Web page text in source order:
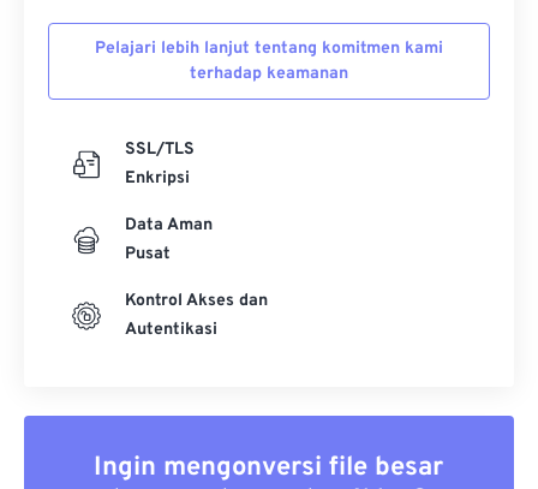
Pelajari lebih lanjut tentang komitmen kami
terhadap keamanan
SSL/TLS
Enkripsi
Data Aman
Pusat
Kontrol Akses dan
Autentikasi
Ingin mengonversi file besar